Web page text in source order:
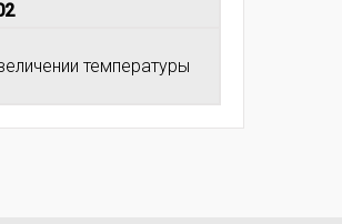
температуры